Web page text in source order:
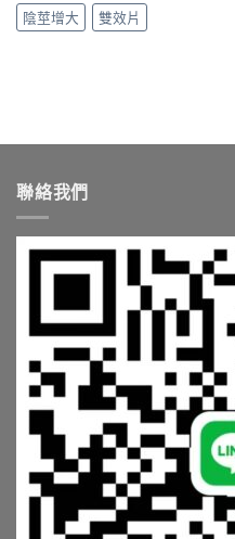
中
陰莖增大
雙效片
聯絡我們